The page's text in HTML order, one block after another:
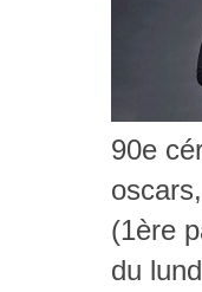
90e
(1ère
du